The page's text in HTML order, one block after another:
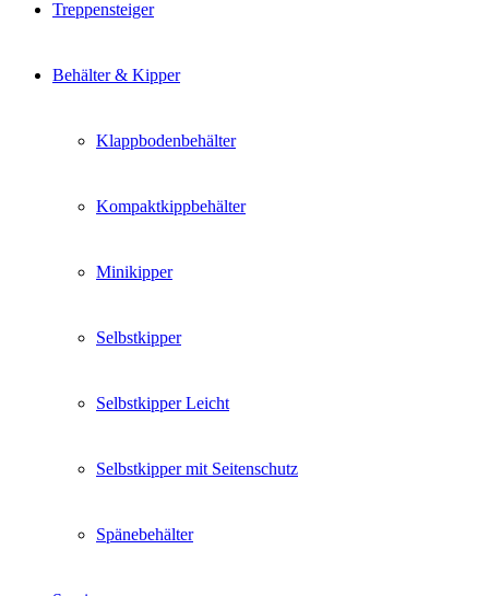
Treppensteiger
Behälter & Kipper
Klappbodenbehälter
Kompaktkippbehälter
Minikipper
Selbstkipper
Selbstkipper Leicht
Selbstkipper mit Seitenschutz
Spänebehälter